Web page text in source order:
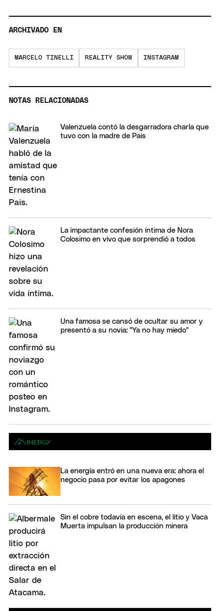
ARCHIVADO EN
MARCELO TINELLI REALITY SHOW INSTAGRAM
NOTAS RELACIONADAS
Valenzuela contó la desgarradora charla que
tuvo con la madre de Pais
La impactante confesión íntima de Nora
Colosimo en vivo que sorprendió a todos
Una famosa se cansó de ocultar su amor y
presentó a su novia: "Ya no hay miedo"
La energía entró en una nueva era: ahora el
negocio pasa por evitar los apagones
Sin el cobre todavía en escena, el litio y Vaca
Muerta impulsan la producción minera